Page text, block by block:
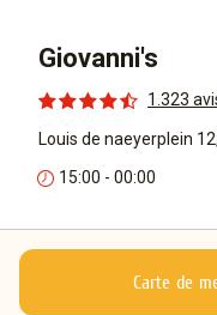
Giovanni's
1.323
Louis de naeyerplein
15:00 - 00:00
Carte de